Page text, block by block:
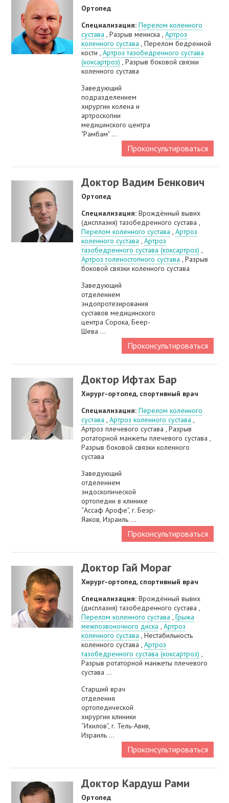
Ортопед
Специализация:Перелом коленного
сустава , Разрыв мениска ,Артроз
коленного сустава , Перелом бедренной
кости ,Артроз тазобедренного сустава
(коксартроз) , Разрыв боковой связки
коленного сустава
Заведующий
подразделением
хирургии колена и
артроскопии
медицинского центра
"Рамбам" ...
Проконсультироваться
Доктор Вадим Бенкович
Ортопед
Специализация:Врождённый вывих
(дисплазия) тазобедренного сустава ,
Перелом коленного сустава ,Артроз
коленного сустава ,Артроз
тазобедренного сустава (коксартроз) ,
Артроз голеностопного сустава , Разрыв
боковой связки коленного сустава
Заведующий
отделением
эндопротезирования
суставов медицинского
центра Сорока, Беер-
Шева ...
Проконсультироваться
Доктор Ифтах Бар
Хирург-ортопед, спортивный врач
Специализация:Перелом коленного
сустава ,Артроз коленного сустава ,
Артроз плечевого сустава , Разрыв
ротаторной манжеты плечевого сустава ,
Разрыв боковой связки коленного
сустава
Заведующий
отделением
эндоскопической
ортопедии в клинике
“Ассаф Арофе”, г. Беэр-
Яаков, Израиль ...
Проконсультироваться
Доктор Гай Мораг
Хирург-ортопед, спортивный врач
Специализация:Врождённый вывих
(дисплазия) тазобедренного сустава ,
Перелом коленного сустава ,Грыжа
межпозвоночного диска ,Артроз
коленного сустава , Нестабильность
коленного сустава ,Артроз
тазобедренного сустава (коксартроз) ,
Разрыв ротаторной манжеты плечевого
сустава ...
Cтарший врач
отделения
ортопедической
хирургии клиники
“Ихилов”, г. Тель-Авив,
Израиль ...
Проконсультироваться
Доктор Кардуш Рами
Ортопед